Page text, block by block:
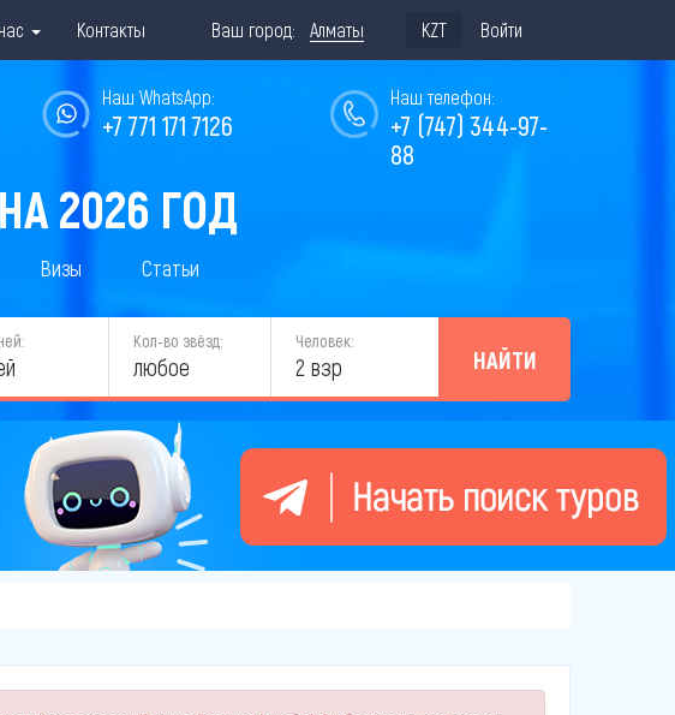
Контакты Ваш город: Алматы KZT Войти
Наш телефон:
+7 (747) 344-97-
88
Наш WhatsApp:
+7 771 171 7126
2026 ГОД
Визы Статьи
Кол-во звёзд:
любое
Человек:
2 взр НАЙТИ